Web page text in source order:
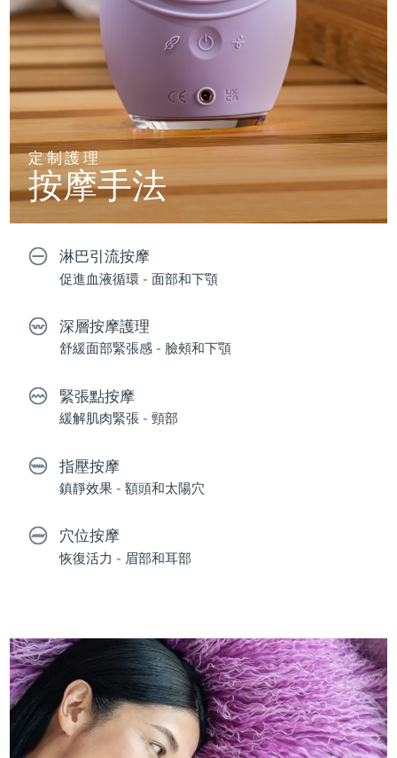
定制護理
按摩手法
淋巴引流按摩
促進血液循環 - 面部和下顎
深層按摩護理
舒緩面部緊張感 - 臉頰和下顎
緊張點按摩
緩解肌肉緊張 - 頸部
指壓按摩
鎮靜效果 - 額頭和太陽穴
穴位按摩
恢復活力 - 眉部和耳部